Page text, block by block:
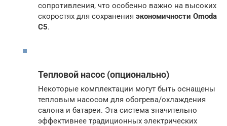
сопротивления, что особенно важно на высоких
скоростях для сохранения экономичности Omoda
C5.
Тепловой насос (опционально)
Некоторые комплектации могут быть оснащены
тепловым насосом для обогрева/охлаждения
салона и батареи. Эта система значительно
эффективнее традиционных электрических